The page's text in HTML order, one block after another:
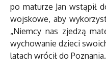
po maturze Jan wstąpił
wojskowe, aby
„Niemcy nas zjedzą
wychowanie dzieci
latach wrócił do